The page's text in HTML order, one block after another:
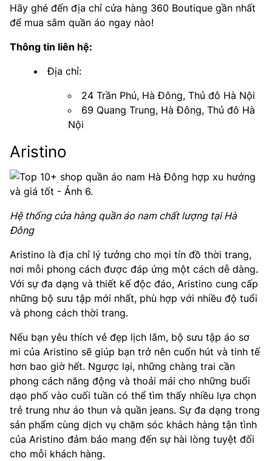
Hãy ghé đến địa chỉ cửa hàng 360 Boutique gần nhất
để mua sắm quần áo ngay nào!
Thông tin liên hệ:
Địa chỉ:
24 Trần Phú, Hà Đông, Thủ đô Hà Nội
69 Quang Trung, Hà Đông, Thủ đô Hà
Nội
Aristino
Hệ thống cửa hàng quần áo nam chất lượng tại Hà
Đông
Aristino là địa chỉ lý tưởng cho mọi tín đồ thời trang,
nơi mỗi phong cách được đáp ứng một cách dễ dàng.
Với sự đa dạng và thiết kế độc đáo, Aristino cung cấp
những bộ sưu tập mới nhất, phù hợp với nhiều độ tuổi
và phong cách thời trang.
Nếu bạn yêu thích vẻ đẹp lịch lãm, bộ sưu tập áo sơ
mi của Aristino sẽ giúp bạn trở nên cuốn hút và tinh tế
hơn bao giờ hết. Ngược lại, những chàng trai cần
phong cách năng động và thoải mái cho những buổi
dạo phố vào cuối tuần có thể tìm thấy nhiều lựa chọn
trẻ trung như áo thun và quần jeans. Sự đa dạng trong
sản phẩm cùng dịch vụ chăm sóc khách hàng tận tình
của Aristino đảm bảo mang đến sự hài lòng tuyệt đối
cho mỗi khách hàng.